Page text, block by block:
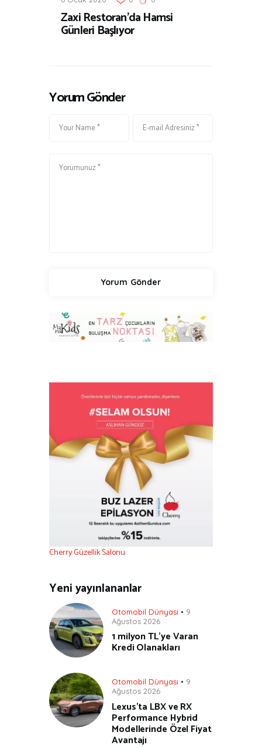
Zaxi Restoran’da Hamsi
Günleri Başlıyor
Yorum Gönder
Cherry Güzellik Salonu
Yeni yayınlananlar
Otomobil Dünyası
9
Ağustos 2026
1 milyon TL’ye Varan
Kredi Olanakları
Otomobil Dünyası
9
Ağustos 2026
Lexus’ta LBX ve RX
Performance Hybrid
Modellerinde Özel Fiyat
Avantajı